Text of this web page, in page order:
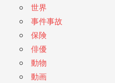
世界
事件事故
保険
俳優
動物
動画